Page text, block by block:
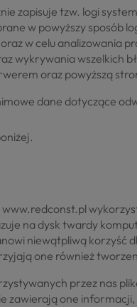
zapisuje tzw. logi
w powyższy sposób
w celu analizowania
wykrywania wszelkich
oraz powyższą
dane dotyczące
na dysk twardy
niewątpliwą korzyść
one również
przez nas
zawierają one